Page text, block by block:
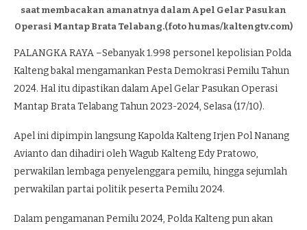
saat membacakan amanatnya dalam Apel Gelar Pasukan
Operasi Mantap Brata Telabang.(foto humas/kaltengtv.com)
PALANGKA RAYA –Sebanyak 1.998 personel kepolisian Polda
Kalteng bakal mengamankan Pesta Demokrasi Pemilu Tahun
2024. Hal itu dipastikan dalam Apel Gelar Pasukan Operasi
Mantap Brata Telabang Tahun 2023-2024, Selasa (17/10).
Apel ini dipimpin langsung Kapolda Kalteng Irjen Pol Nanang
Avianto dan dihadiri oleh Wagub Kalteng Edy Pratowo,
perwakilan lembaga penyelenggara pemilu, hingga sejumlah
perwakilan partai politik peserta Pemilu 2024.
Dalam pengamanan Pemilu 2024, Polda Kalteng pun akan